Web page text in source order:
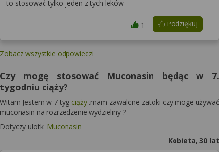
to stosować tylko jeden z tych leków
Podziękuj
1
Zobacz wszystkie odpowiedzi
Czy mogę stosować Muconasin będąc w 7.
tygodniu ciąży?
Witam Jestem w 7 tyg ciąży .mam zawalone zatoki czy moge używać
muconasin na rozrzedzenie wydzieliny ?
Dotyczy ulotki Muconasin
Kobieta, 30 lat